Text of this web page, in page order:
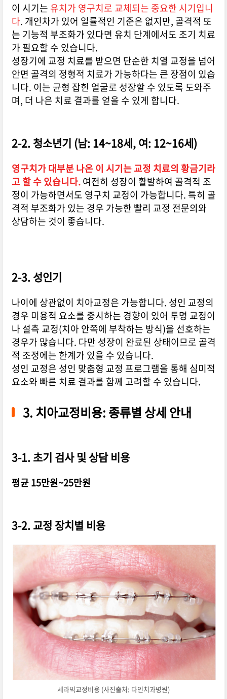
이 시기는 유치가 영구치로 교체되는 중요한 시기입니
다. 개인차가 있어 일률적인 기준은 없지만, 골격적 또
는 기능적 부조화가 있다면 유치 단계에서도 조기 치료
가 필요할 수 있습니다.
성장기에 교정 치료를 받으면 단순한 치열 교정을 넘어
안면 골격의 정형적 치료가 가능하다는 큰 장점이 있습
니다. 이는 균형 잡힌 얼굴로 성장할 수 있도록 도와주
며, 더 나은 치료 결과를 얻을 수 있게 합니다.
2-2. 청소년기 (남: 14~18세, 여: 12~16세)
영구치가 대부분 나온 이 시기는 교정 치료의 황금기라
고 할 수 있습니다.여전히 성장이 활발하여 골격적 조
정이 가능하면서도 영구치 교정이 가능합니다. 특히 골
격적 부조화가 있는 경우 가능한 빨리 교정 전문의와
상담하는 것이 좋습니다.
2-3. 성인기
나이에 상관없이 치아교정은 가능합니다. 성인 교정의
경우 미용적 요소를 중시하는 경향이 있어 투명 교정이
나 설측 교정(치아 안쪽에 부착하는 방식)을 선호하는
경우가 많습니다. 다만 성장이 완료된 상태이므로 골격
적 조정에는 한계가 있을 수 있습니다.
성인 교정은 성인 맞춤형 교정 프로그램을 통해 심미적
요소와 빠른 치료 결과를 함께 고려할 수 있습니다.
3. 치아교정비용: 종류별 상세 안내
3-1. 초기 검사 및 상담 비용
평균 15만원~25만원
3-2. 교정 장치별 비용
세라믹교정비용 (사진출처: 다인치과병원)